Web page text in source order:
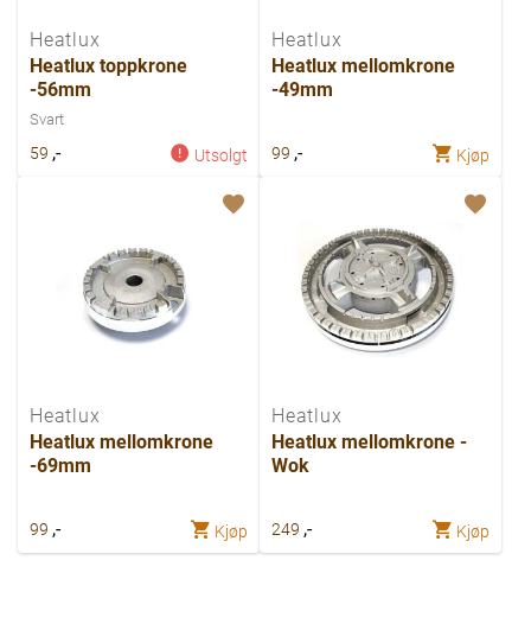
Heatlux
Heatlux toppkrone
-56mm
Svart
59 ,- Utsolgt
Heatlux
Heatlux mellomkrone
-49mm
99 ,- Kjøp
Heatlux
Heatlux mellomkrone
-69mm
99 ,- Kjøp
Heatlux
Heatlux mellomkrone -
Wok
249 ,- Kjøp